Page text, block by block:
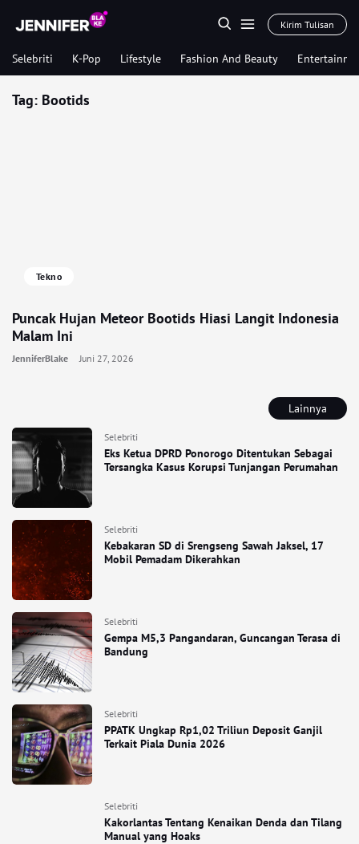
Kirim Tulisan
Selebriti K-Pop Lifestyle Fashion And Beauty
Lainnya
Selebriti
Eks Ketua DPRD Ponorogo Ditentukan Sebagai
Tersangka Kasus Korupsi Tunjangan Perumahan
Selebriti
Kebakaran SD di Srengseng Sawah Jaksel, 17
Mobil Pemadam Dikerahkan
Selebriti
Gempa M5,3 Pangandaran, Guncangan Terasa di
Bandung
Selebriti
PPATK Ungkap Rp1,02 Triliun Deposit Ganjil
Terkait Piala Dunia 2026
Selebriti
Kakorlantas Tentang Kenaikan Denda dan Tilang
Manual yang Hoaks
Tag: Bootids
Tekno
Puncak Hujan Meteor Bootids Hiasi Langit Indonesia
Malam Ini
JenniferBlake Juni 27, 2026